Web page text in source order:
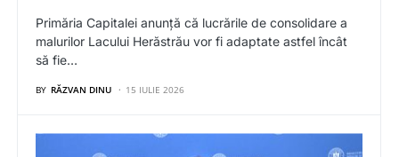
Primăria Capitalei anunță că lucrările de consolidare a
malurilor Lacului Herăstrău vor fi adaptate astfel încât
să fie…
BY RĂZVAN DINU 15 IULIE 2026